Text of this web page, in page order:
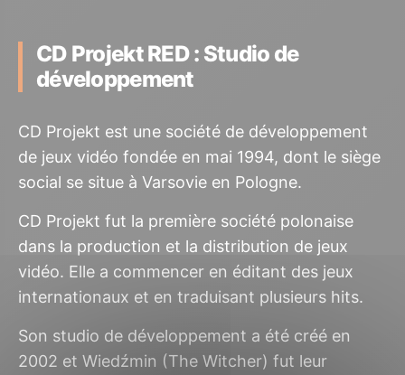
CD Projekt RED : Studio de
développement
CD Projekt est une société de développement
de jeux vidéo fondée en mai 1994, dont le siège
social se situe à Varsovie en Pologne.
CD Projekt fut la première société polonaise
dans la production et la distribution de jeux
vidéo. Elle a commencer en éditant des jeux
internationaux et en traduisant plusieurs hits.
Son studio de développement a été créé en
2002 et Wiedźmin (The Witcher) fut leur